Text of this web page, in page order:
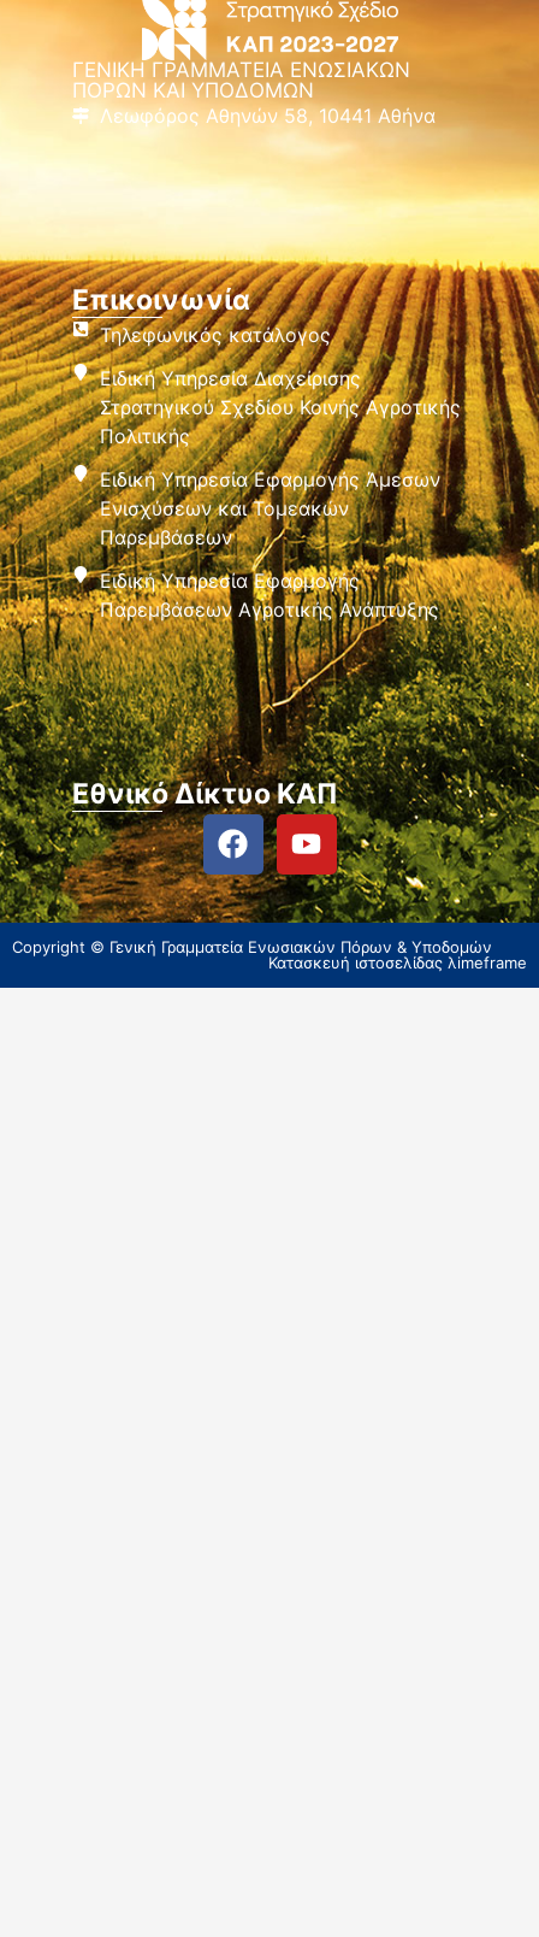
ΓΕΝΙΚΗ ΓΡΑΜΜΑΤΕΙΑ ΕΝΩΣΙΑΚΩΝ
ΠΟΡΩΝ ΚΑΙ ΥΠΟΔΟΜΩΝ
Λεωφόρος Αθηνών 58, 10441 Αθήνα
Επικοινωνία
Τηλεφωνικός κατάλογος
Ειδική Υπηρεσία Διαχείρισης
Στρατηγικού Σχεδίου Κοινής Αγροτικής
Πολιτικής
Ειδική Υπηρεσία Εφαρμογής Άμεσων
Ενισχύσεων και Τομεακών
Παρεμβάσεων
Ειδική Υπηρεσία Εφαρμογής
Παρεμβάσεων Αγροτικής Ανάπτυξης
Εθνικό Δίκτυο ΚΑΠ
Copyright © Γενική Γραμματεία Ενωσιακών Πόρων & Υποδομών
Κατασκευή ιστοσελίδας λimeframe